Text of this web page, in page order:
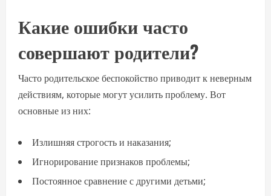
Какие ошибки часто
совершают родители?
Часто родительское беспокойство приводит к неверным
действиям, которые могут усилить проблему. Вот
основные из них:
Излишняя строгость и наказания;
Игнорирование признаков проблемы;
Постоянное сравнение с другими детьми;